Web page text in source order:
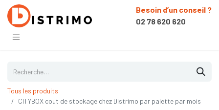
Besoin d’un conseil ?
02 78 620 620
Tous les produits
CITYBOX cout de stockage chez Distrimo par palette par mois